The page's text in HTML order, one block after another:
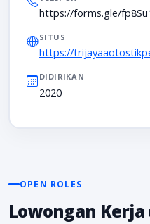
https://forms.gle/
SITUS
https://
DIDIRIKAN
2020
OPEN ROLES
Lowongan Kerja